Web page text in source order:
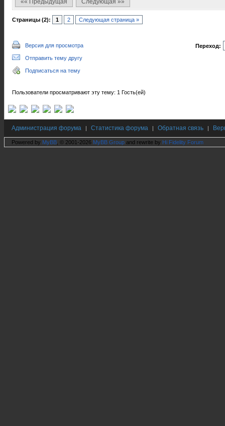
«« Предыдущая Следующая »»
Страницы (2): 1 2 Следующая страница »
Версия для просмотра
Отправить тему другу
Подписаться на тему
Переход:
Пользователи просматривают эту тему: 1 Гость(ей)
Администрация форума | Статистика форума | Обратная связь |
Powered by MyBB , © 2001-2026 MyBB Group and rewrite by Hi Fidelity Forum